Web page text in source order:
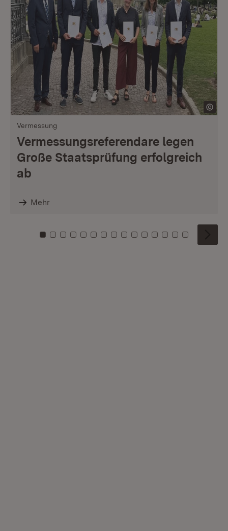
Vermessung
Vermessungsreferendare legen
Große Staatsprüfung erfolgreich
ab
Mehr
Zu Kachel: 0
Zu Kachel: 1
Zu Kachel: 2
Zu Kachel: 3
Zu Kachel: 4
Zu Kachel: 5
Zu Kachel: 6
Zu Kachel: 7
Zu Kachel: 8
Zu Kachel: 9
Zu Kachel: 10
Zu Kachel: 11
Zu Kachel: 12
Zu Kachel:
Zu